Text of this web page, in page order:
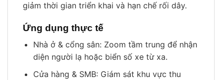
giảm thời gian triển khai và hạn chế rối dây.
Ứng dụng thực tế
Nhà ở & cổng sân: Zoom tầm trung để nhận
diện người lạ hoặc biển số xe từ xa.
Cửa hàng & SMB: Giám sát khu vực thu